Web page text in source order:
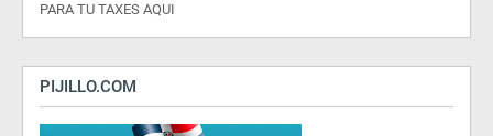
PARA TU TAXES AQUI
PIJILLO.COM